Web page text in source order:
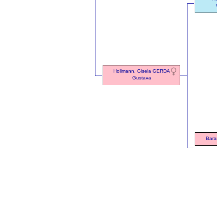
Hollmann, Gisela GERDA
Gustava